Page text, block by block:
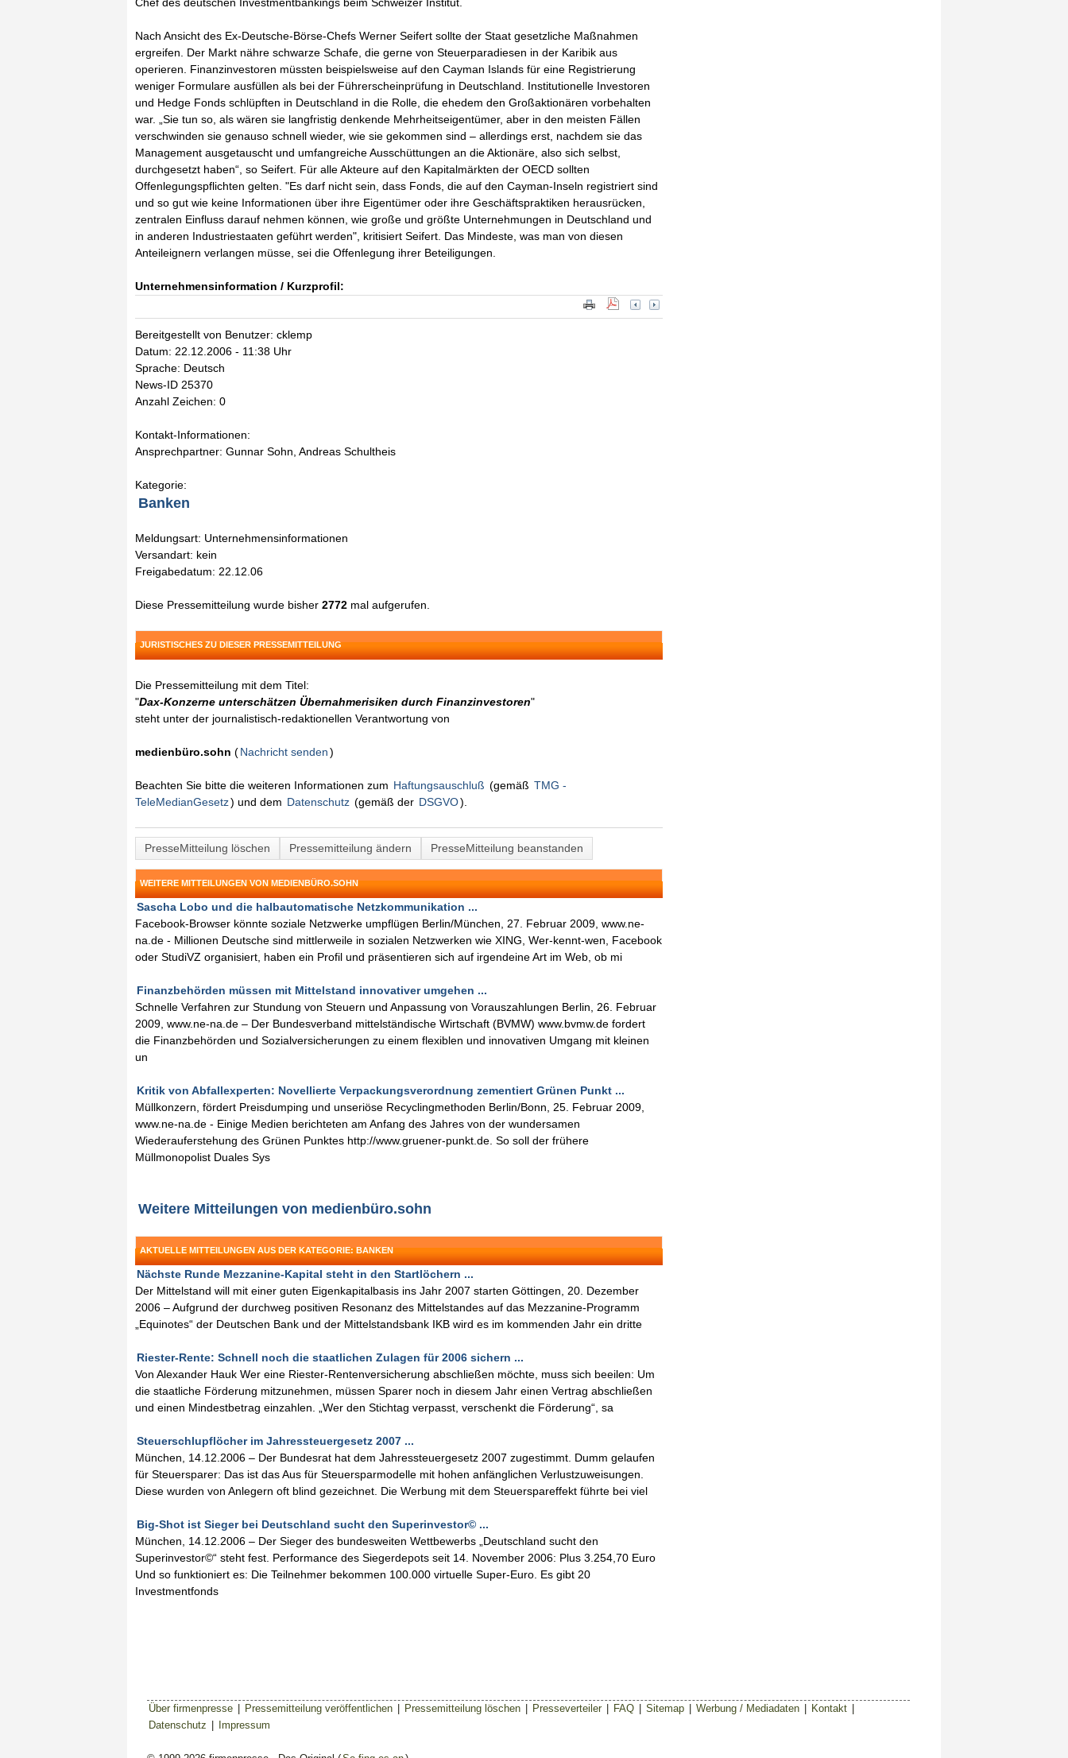
Nach Ansicht des Ex-Deutsche-Börse-Chefs Werner Seifert sollte der Staat gesetzliche Maßnahmen
ergreifen. Der Markt nähre schwarze Schafe, die gerne von Steuerparadiesen in der Karibik aus
operieren. Finanzinvestoren müssten beispielsweise auf den Cayman Islands für eine Registrierung
weniger Formulare ausfüllen als bei der Führerscheinprüfung in Deutschland. Institutionelle Investoren
und Hedge Fonds schlüpften in Deutschland in die Rolle, die ehedem den Großaktionären vorbehalten
war. „Sie tun so, als wären sie langfristig denkende Mehrheitseigentümer, aber in den meisten Fällen
verschwinden sie genauso schnell wieder, wie sie gekommen sind – allerdings erst, nachdem sie das
Management ausgetauscht und umfangreiche Ausschüttungen an die Aktionäre, also sich selbst,
durchgesetzt haben“, so Seifert. Für alle Akteure auf den Kapitalmärkten der OECD sollten
Offenlegungspflichten gelten. "Es darf nicht sein, dass Fonds, die auf den Cayman-Inseln registriert sind
und so gut wie keine Informationen über ihre Eigentümer oder ihre Geschäftspraktiken herausrücken,
zentralen Einfluss darauf nehmen können, wie große und größte Unternehmungen in Deutschland und
in anderen Industriestaaten geführt werden", kritisiert Seifert. Das Mindeste, was man von diesen
Anteileignern verlangen müsse, sei die Offenlegung ihrer Beteiligungen.
Unternehmensinformation / Kurzprofil:
Bereitgestellt von Benutzer: cklemp
Datum: 22.12.2006 - 11:38 Uhr
Sprache: Deutsch
News-ID 25370
Anzahl Zeichen: 0
Kontakt-Informationen:
Ansprechpartner: Gunnar Sohn, Andreas Schultheis
Kategorie:
Banken
Meldungsart: Unternehmensinformationen
Versandart: kein
Freigabedatum: 22.12.06
Diese Pressemitteilung wurde bisher 2772 mal aufgerufen.
JURISTISCHES ZU DIESER PRESSEMITTEILUNG
Die Pressemitteilung mit dem Titel:
"Dax-Konzerne unterschätzen Übernahmerisiken durch Finanzinvestoren"
steht unter der journalistisch-redaktionellen Verantwortung von
medienbüro.sohn (Nachricht senden)
Beachten Sie bitte die weiteren Informationen zum Haftungsauschluß (gemäß TMG -
TeleMedianGesetz) und dem Datenschutz (gemäß der DSGVO).
PresseMitteilung löschen Pressemitteilung ändern PresseMitteilung beanstanden
WEITERE MITTEILUNGEN VON MEDIENBÜRO.SOHN
Sascha Lobo und die halbautomatische Netzkommunikation ...
Facebook-Browser könnte soziale Netzwerke umpflügen Berlin/München, 27. Februar 2009, www.ne-
na.de - Millionen Deutsche sind mittlerweile in sozialen Netzwerken wie XING, Wer-kennt-wen, Facebook
oder StudiVZ organisiert, haben ein Profil und präsentieren sich auf irgendeine Art im Web, ob mi
Finanzbehörden müssen mit Mittelstand innovativer umgehen ...
Schnelle Verfahren zur Stundung von Steuern und Anpassung von Vorauszahlungen Berlin, 26. Februar
2009, www.ne-na.de – Der Bundesverband mittelständische Wirtschaft (BVMW) www.bvmw.de fordert
die Finanzbehörden und Sozialversicherungen zu einem flexiblen und innovativen Umgang mit kleinen
un
Kritik von Abfallexperten: Novellierte Verpackungsverordnung zementiert Grünen Punkt ...
Müllkonzern, fördert Preisdumping und unseriöse Recyclingmethoden Berlin/Bonn, 25. Februar 2009,
www.ne-na.de - Einige Medien berichteten am Anfang des Jahres von der wundersamen
Wiederauferstehung des Grünen Punktes http://www.gruener-punkt.de. So soll der frühere
Müllmonopolist Duales Sys
Weitere Mitteilungen von medienbüro.sohn
AKTUELLE MITTEILUNGEN AUS DER KATEGORIE: BANKEN
Nächste Runde Mezzanine-Kapital steht in den Startlöchern ...
Der Mittelstand will mit einer guten Eigenkapitalbasis ins Jahr 2007 starten Göttingen, 20. Dezember
2006 – Aufgrund der durchweg positiven Resonanz des Mittelstandes auf das Mezzanine-Programm
„Equinotes“ der Deutschen Bank und der Mittelstandsbank IKB wird es im kommenden Jahr ein dritte
Riester-Rente: Schnell noch die staatlichen Zulagen für 2006 sichern ...
Von Alexander Hauk Wer eine Riester-Rentenversicherung abschließen möchte, muss sich beeilen: Um
die staatliche Förderung mitzunehmen, müssen Sparer noch in diesem Jahr einen Vertrag abschließen
und einen Mindestbetrag einzahlen. „Wer den Stichtag verpasst, verschenkt die Förderung“, sa
Steuerschlupflöcher im Jahressteuergesetz 2007 ...
München, 14.12.2006 – Der Bundesrat hat dem Jahressteuergesetz 2007 zugestimmt. Dumm gelaufen
für Steuersparer: Das ist das Aus für Steuersparmodelle mit hohen anfänglichen Verlustzuweisungen.
Diese wurden von Anlegern oft blind gezeichnet. Die Werbung mit dem Steuerspareffekt führte bei viel
Big-Shot ist Sieger bei Deutschland sucht den Superinvestor© ...
München, 14.12.2006 – Der Sieger des bundesweiten Wettbewerbs „Deutschland sucht den
Superinvestor©“ steht fest. Performance des Siegerdepots seit 14. November 2006: Plus 3.254,70 Euro
Und so funktioniert es: Die Teilnehmer bekommen 100.000 virtuelle Super-Euro. Es gibt 20
Investmentfonds
Über firmenpresse Pressemitteilung veröffentlichen Pressemitteilung löschen Presseverteiler FAQ Sitemap Werbung / Mediadaten Kontakt
Datenschutz
Impressum